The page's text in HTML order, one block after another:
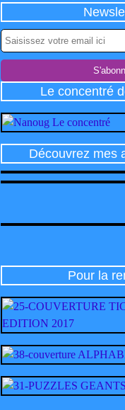
Le concentré
Découvrez mes
Pour la